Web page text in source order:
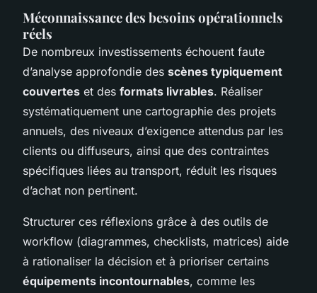
Méconnaissance des besoins opérationnels
réels
De nombreux investissements échouent faute
d’analyse approfondie des scènes typiquement
couvertes et des formats livrables. Réaliser
systématiquement une cartographie des projets
annuels, des niveaux d’exigence attendus par les
clients ou diffuseurs, ainsi que des contraintes
spécifiques liées au transport, réduit les risques
d’achat non pertinent.
Structurer ces réflexions grâce à des outils de
workflow (diagrammes, checklists, matrices) aide
à rationaliser la décision et à prioriser certains
équipements incontournables, comme les